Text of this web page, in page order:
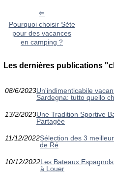
Pourquoi choisir Sète
pour des vacances
en camping ?
Les dernières publications
08/6/2023Un'indimenticabile
Sardegna: tutto quello
13/2/2023Une Tradition Sportive
Partagée
11/12/2022Sélection des 3
de Ré
10/12/2022Les Bateaux
à Louer